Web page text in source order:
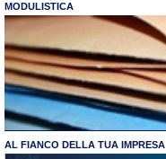
MODULISTICA
AL FIANCO DELLA TUA IMPRESA